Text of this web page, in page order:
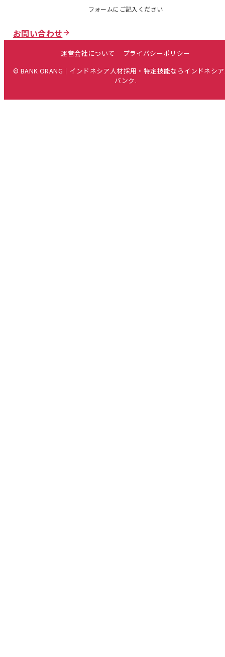
フォームにご記入ください
お問い合わせ
運営会社について
プライバシーポリシー
© BANK ORANG｜インドネシア人材採用・特定技能ならインドネシ
バンク.